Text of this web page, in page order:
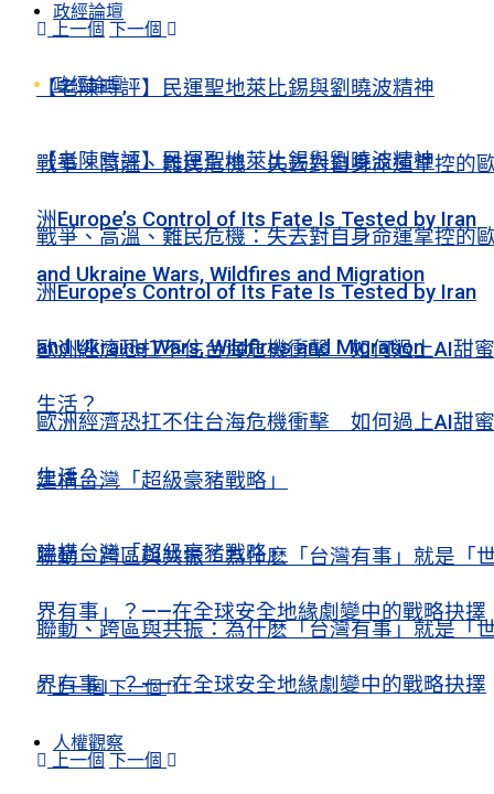
政經論壇
【老陳時評】民運聖地萊比錫與劉曉波精神
戰爭、高溫、難民危機：失去對自身命運掌控的
洲Europe’s Control of Its Fate Is Tested by Iran
and Ukraine Wars, Wildfires and Migration
歐洲經濟恐扛不住台海危機衝擊 如何過上AI甜蜜
生活？
建構台灣「超級豪豬戰略」
聯動、跨區與共振：為什麽「台灣有事」就是「
界有事」？——在全球安全地緣劇變中的戰略抉擇
上一個 下一個
人權觀察
上一個 下一個
政經論壇
【老陳時評】民運聖地萊比錫與劉曉波精神
戰爭、高溫、難民危機：失去對自身命運掌控的
洲Europe’s Control of Its Fate Is Tested by Iran
and Ukraine Wars, Wildfires and Migration
歐洲經濟恐扛不住台海危機衝擊 如何過上AI甜蜜
生活？
建構台灣「超級豪豬戰略」
聯動、跨區與共振：為什麽「台灣有事」就是「
界有事」？——在全球安全地緣劇變中的戰略抉擇
上一個 下一個